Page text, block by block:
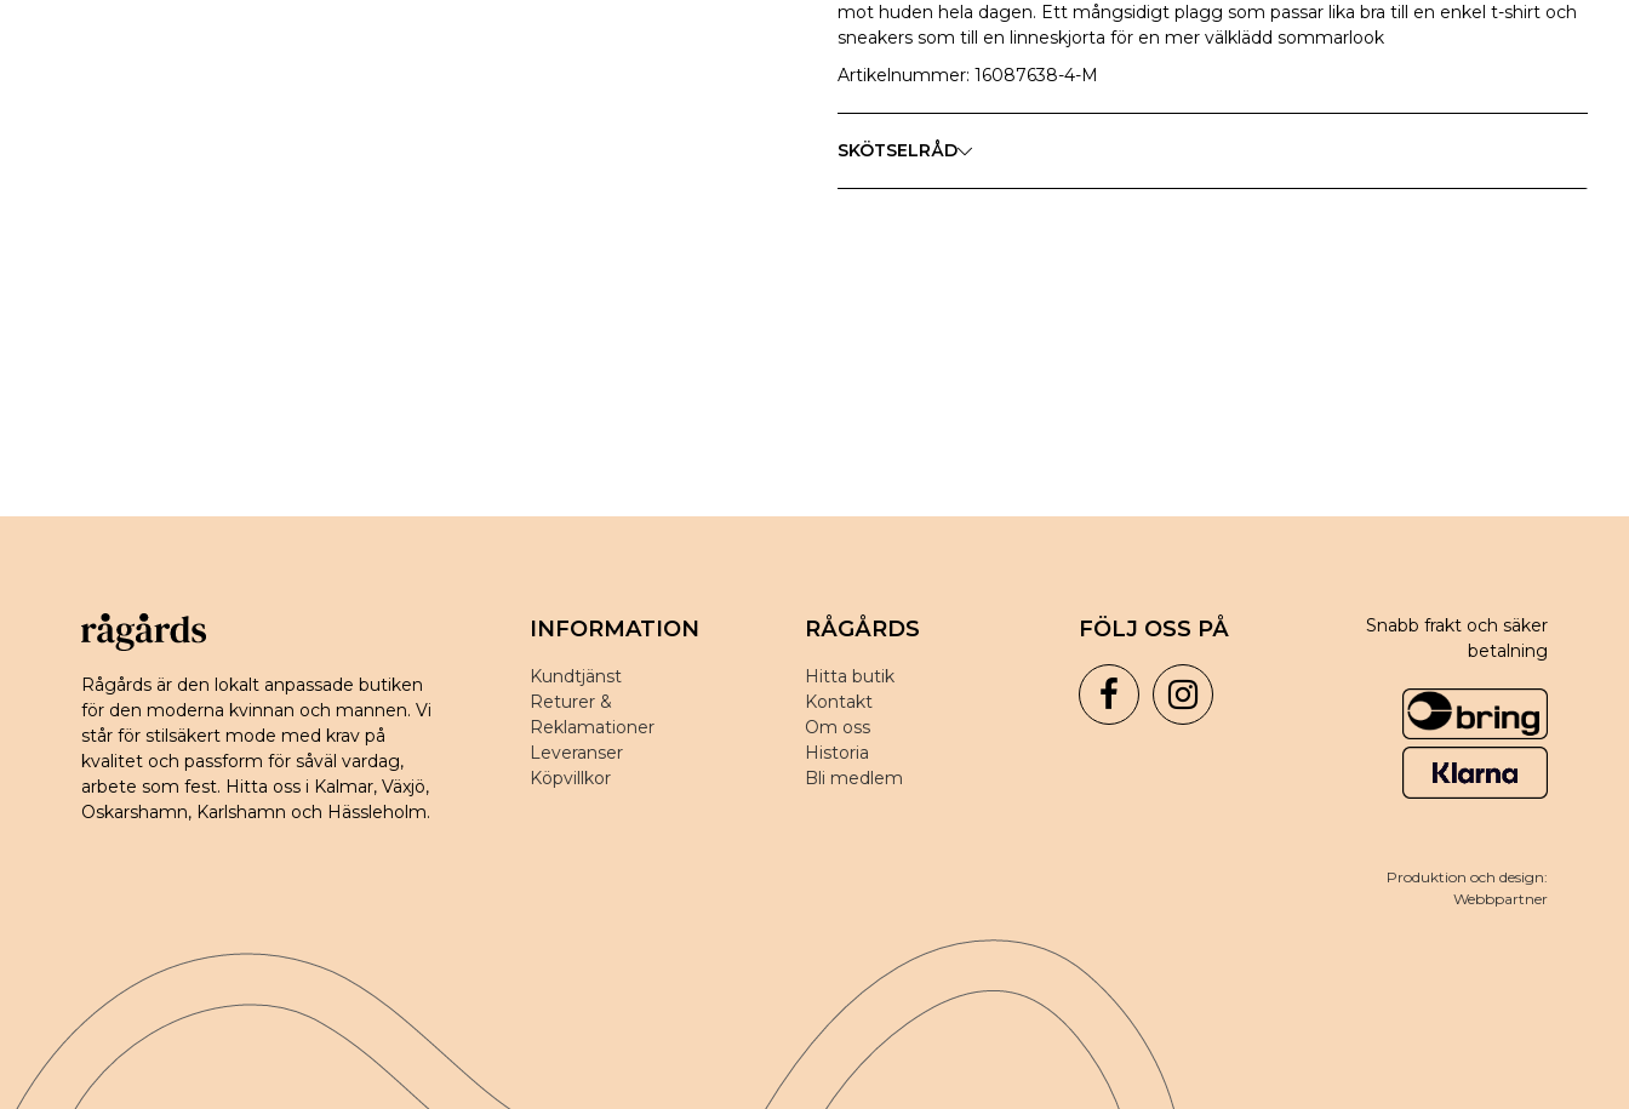
mot huden hela dagen. Ett mångsidigt plagg som passar lika bra till en enkel t-shirt och
sneakers som till en linneskjorta för en mer välklädd sommarlook
Artikelnummer: 16087638-4-M
SKÖTSELRÅD
Rågårds är den lokalt anpassade butiken
för den moderna kvinnan och mannen. Vi
står för stilsäkert mode med krav på
kvalitet och passform för såväl vardag,
arbete som fest. Hitta oss i Kalmar, Växjö,
Oskarshamn, Karlshamn och Hässleholm.
INFORMATION
Kundtjänst
Returer &
Reklamationer
Leveranser
Köpvillkor
RÅGÅRDS
Hitta butik
Kontakt
Om oss
Historia
Bli medlem
FÖLJ OSS PÅ
Snabb frakt och säker
betalning
Produktion och design:
Webbpartner